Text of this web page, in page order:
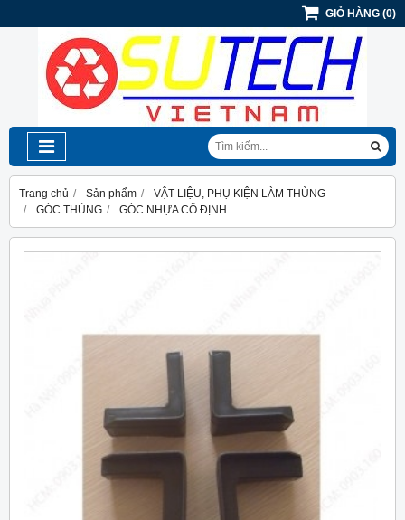
GIỎ HÀNG (0)
Trang chủ Sản phẩm
VẬT LIỆU, PHỤ KIỆN LÀM THÙNG
GÓC THÙNG
GÓC NHỰA CỐ ĐỊNH